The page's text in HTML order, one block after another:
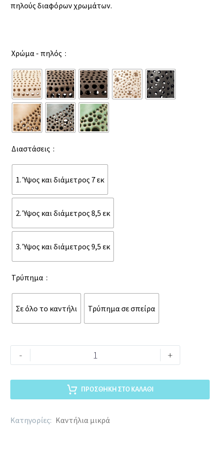
πηλούς διαφόρων χρωμάτων.
Χρώμα - πηλός
Διαστάσεις
1. Ύψος και διάμετρος 7 εκ
2. Ύψος και διάμετρος 8,5 εκ
3. Ύψος και διάμετρος 9,5 εκ
Τρύπημα
Σε όλο το καντήλι Τρύπημα σε σπείρα
- +
ΠΡΟΣΘΉΚΗ ΣΤΟ ΚΑΛΆΘΙ
Κατηγορίες: Καντήλια μικρά